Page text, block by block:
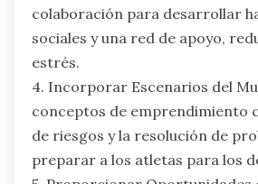
colaboración para desarrollar
sociales y una red de apoyo,
estrés.
4. Incorporar Escenarios del
conceptos de emprendimiento
de riesgos y la resolución de
preparar a los atletas para los